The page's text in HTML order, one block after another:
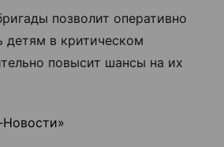
позволит оперативно
детям в критическом
повысит шансы на их